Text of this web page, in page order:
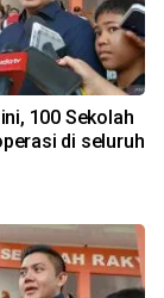
100 Sekolah
di seluruh